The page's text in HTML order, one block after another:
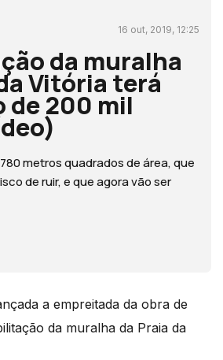
16 out, 2019, 12:25
da muralha
Vitória terá
de 200 mil
metros quadrados de área, que
de ruir, e que agora vão ser
a empreitada da obra de
da muralha da Praia da